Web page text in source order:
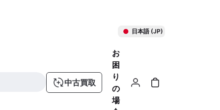
日本語 (JP)
中古買取
お
困
り
の
場